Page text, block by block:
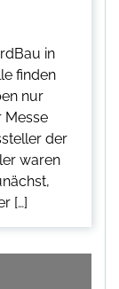
in
finden
nur
Messe
der
waren
[…]